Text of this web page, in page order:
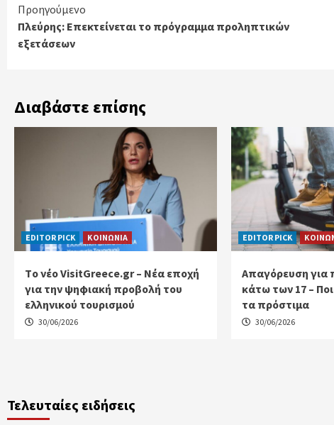
Continue
Reading
Προηγούμενο
Πλεύρης: Επεκτείνεται το πρόγραμμα προληπτικών
εξετάσεων
Διαβάστε επίσης
EDITOR PICK ΚΟΙΝΩΝΙΑ
Tο νέο VisitGreece.gr – Νέα εποχή
για την ψηφιακή προβολή του
ελληνικού τουρισμού
30/06/2026
EDITOR PICK
Απαγόρευση για
κάτω των 17 –
τα πρόστιμα
30/06/2026
Τελευταίες ειδήσεις